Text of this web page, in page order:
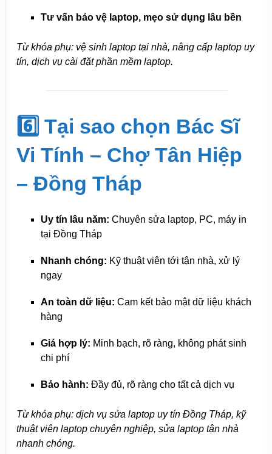
Tư vấn bảo vệ laptop, mẹo sử dụng lâu bền
Từ khóa phụ: vệ sinh laptop tại nhà, nâng cấp laptop uy
tín, dịch vụ cài đặt phần mềm laptop.
6️⃣ Tại sao chọn Bác Sĩ
Vi Tính – Chợ Tân Hiệp
– Đồng Tháp
Uy tín lâu năm: Chuyên sửa laptop, PC, máy in
tại Đồng Tháp
Nhanh chóng: Kỹ thuật viên tới tận nhà, xử lý
ngay
An toàn dữ liệu: Cam kết bảo mật dữ liệu khách
hàng
Giá hợp lý: Minh bạch, rõ ràng, không phát sinh
chi phí
Bảo hành: Đầy đủ, rõ ràng cho tất cả dịch vụ
Từ khóa phụ: dịch vụ sửa laptop uy tín Đồng Tháp, kỹ
thuật viên laptop chuyên nghiệp, sửa laptop tận nhà
nhanh chóng.